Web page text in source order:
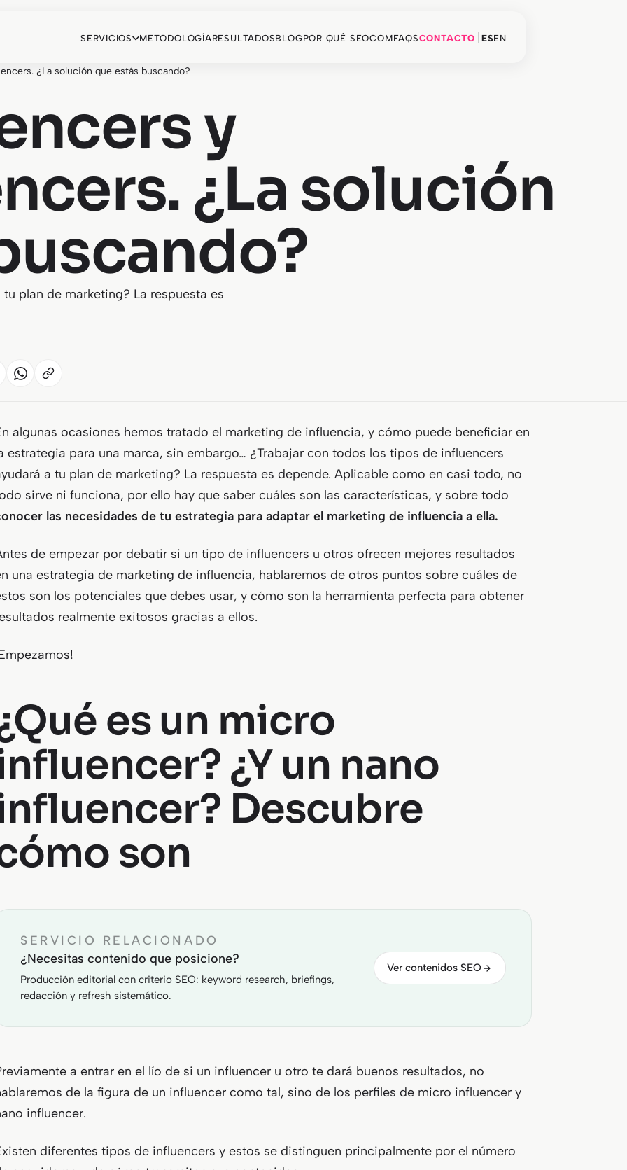
SERVICIOS METODOLOGÍARESULTADOSBLOGPOR QUÉ SEOCOMFAQSCONTACTO ESEN
¿La solución que estás buscando?
y
¿La solución
plan de marketing? La respuesta es
algunas ocasiones hemos tratado el marketing de influencia, y cómo puede beneficiar en
estrategia para una marca, sin embargo… ¿Trabajar con todos los tipos de influencers
a tu plan de marketing? La respuesta es depende. Aplicable como en casi todo, no
sirve ni funciona, por ello hay que saber cuáles son las características, y sobre todo
las necesidades de tu estrategia para adaptar el marketing de influencia a ella.
de empezar por debatir si un tipo de influencers u otros ofrecen mejores resultados
una estrategia de marketing de influencia, hablaremos de otros puntos sobre cuáles de
son los potenciales que debes usar, y cómo son la herramienta perfecta para obtener
realmente exitosos gracias a ellos.
es un micro
¿Y un nano
Descubre
son
SERVICIO RELACIONADO
¿Necesitas contenido que posicione?
Producción editorial con criterio SEO: keyword research, briefings,
redacción y refresh sistemático.
Ver contenidos SEO
a entrar en el lío de si un influencer u otro te dará buenos resultados, no
de la figura de un influencer como tal, sino de los perfiles de micro influencer y
influencer.
diferentes tipos de influencers y estos se distinguen principalmente por el número